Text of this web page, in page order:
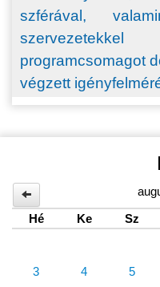
szférával,
programcsomagot
végzett
Hé
Ke Sz
3 4 5